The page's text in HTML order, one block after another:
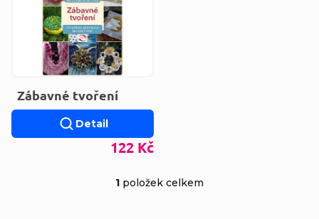
Zábavné tvoření
122 Kč
Detail
1 položek celkem